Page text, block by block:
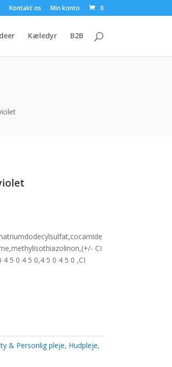
Kontakt os Min konto 0
Kæledyr B2B
CI
4 5 0 4 5 0,4 5 0 4 5 0 ,CI
& Personlig pleje, Hudpleje,